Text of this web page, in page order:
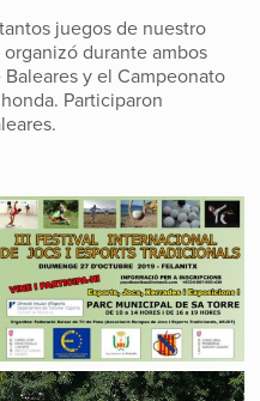
juegos de nuestro
durante ambos
y el Campeonato
Participaron